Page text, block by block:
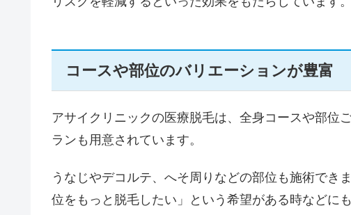
コースや部位のバリエーションが豊富
アサイクリニックの医療脱毛は、全身コースや部位
ランも用意されています。
うなじやデコルテ、へそ周りなどの部位も施術でき
位をもっと脱毛したい」という希望がある時などにも